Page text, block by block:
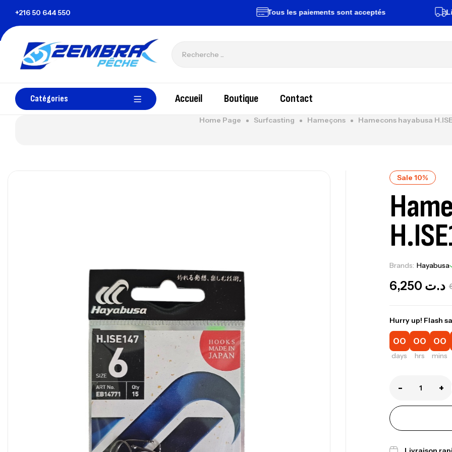
+216 50 644 550 Tous les paiements sont acceptés
Catégories Accueil Boutique Contact
Home Page Surfcasting Hameçons Hamecons hayabusa
Sale 10%
Brands: Hayabusa
د.ت 6,250
Hurry up! Flash
00
days
00
hrs
00
mins
- +